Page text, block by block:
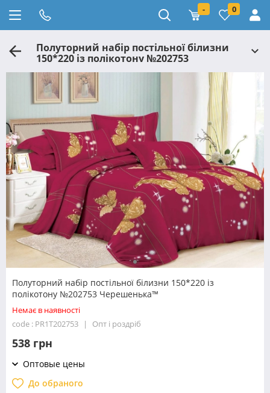
- 0
Полуторний набір постільної білизни
150*220 із полікотону №202753
Черешенька™
Полуторний набір постільної білизни 150*220 із
полікотону №202753 Черешенька™
Немає в наявності
code : PR1T202753
Опт і роздріб
538 грн
Оптовые цены
До обраного